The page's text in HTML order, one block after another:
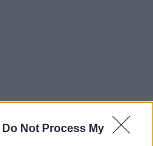
Do Not Process My